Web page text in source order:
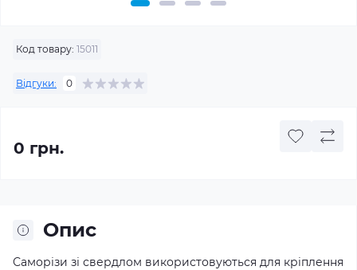
Код товару: 15011
Відгуки: 0
0 грн.
Опис
Саморізи зі свердлом використовуються для кріплення